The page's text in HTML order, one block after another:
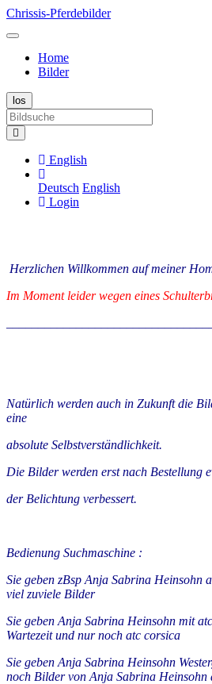
Chrissis-Pferdebilder
Home
Bilder
English
Deutsch English
Login
Herzlichen Willkommen auf meiner
Im Moment leider wegen eines
Natürlich werden auch in Zukunft die
eine
absolute Selbstverständlichkeit.
Die Bilder werden erst nach Bestellung
der Belichtung verbessert.
Bedienung Suchmaschine :
Sie geben zBsp Anja Sabrina Heinsohn
viel zuviele Bilder
Sie geben Anja Sabrina Heinsohn mit
Wartezeit und nur noch atc corsica
Sie geben Anja Sabrina Heinsohn
noch Bilder von Anja Sabrina Heinsohn